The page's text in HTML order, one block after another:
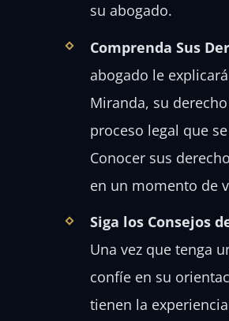
su abogado.
Comprenda Sus
abogado le
Miranda, su
proceso legal que
Conocer sus
en un momento de
Siga los Consejos
Una vez que tenga
confíe en su
tienen la